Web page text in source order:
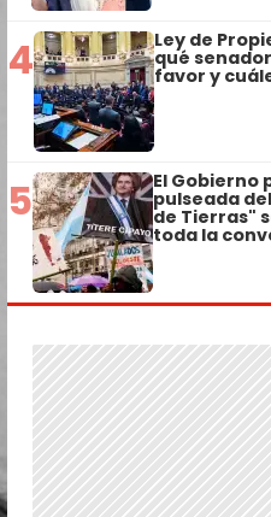
4 Ley de
qué
favor y
5 El Gobierno
pulseada
de Tierras"
toda la